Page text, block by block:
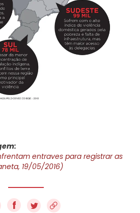
entraves para registrar as
19/05/2016)
f